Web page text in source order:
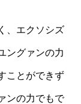
、エクソシズ
ングァンの力
ことができず
ンの力でもで